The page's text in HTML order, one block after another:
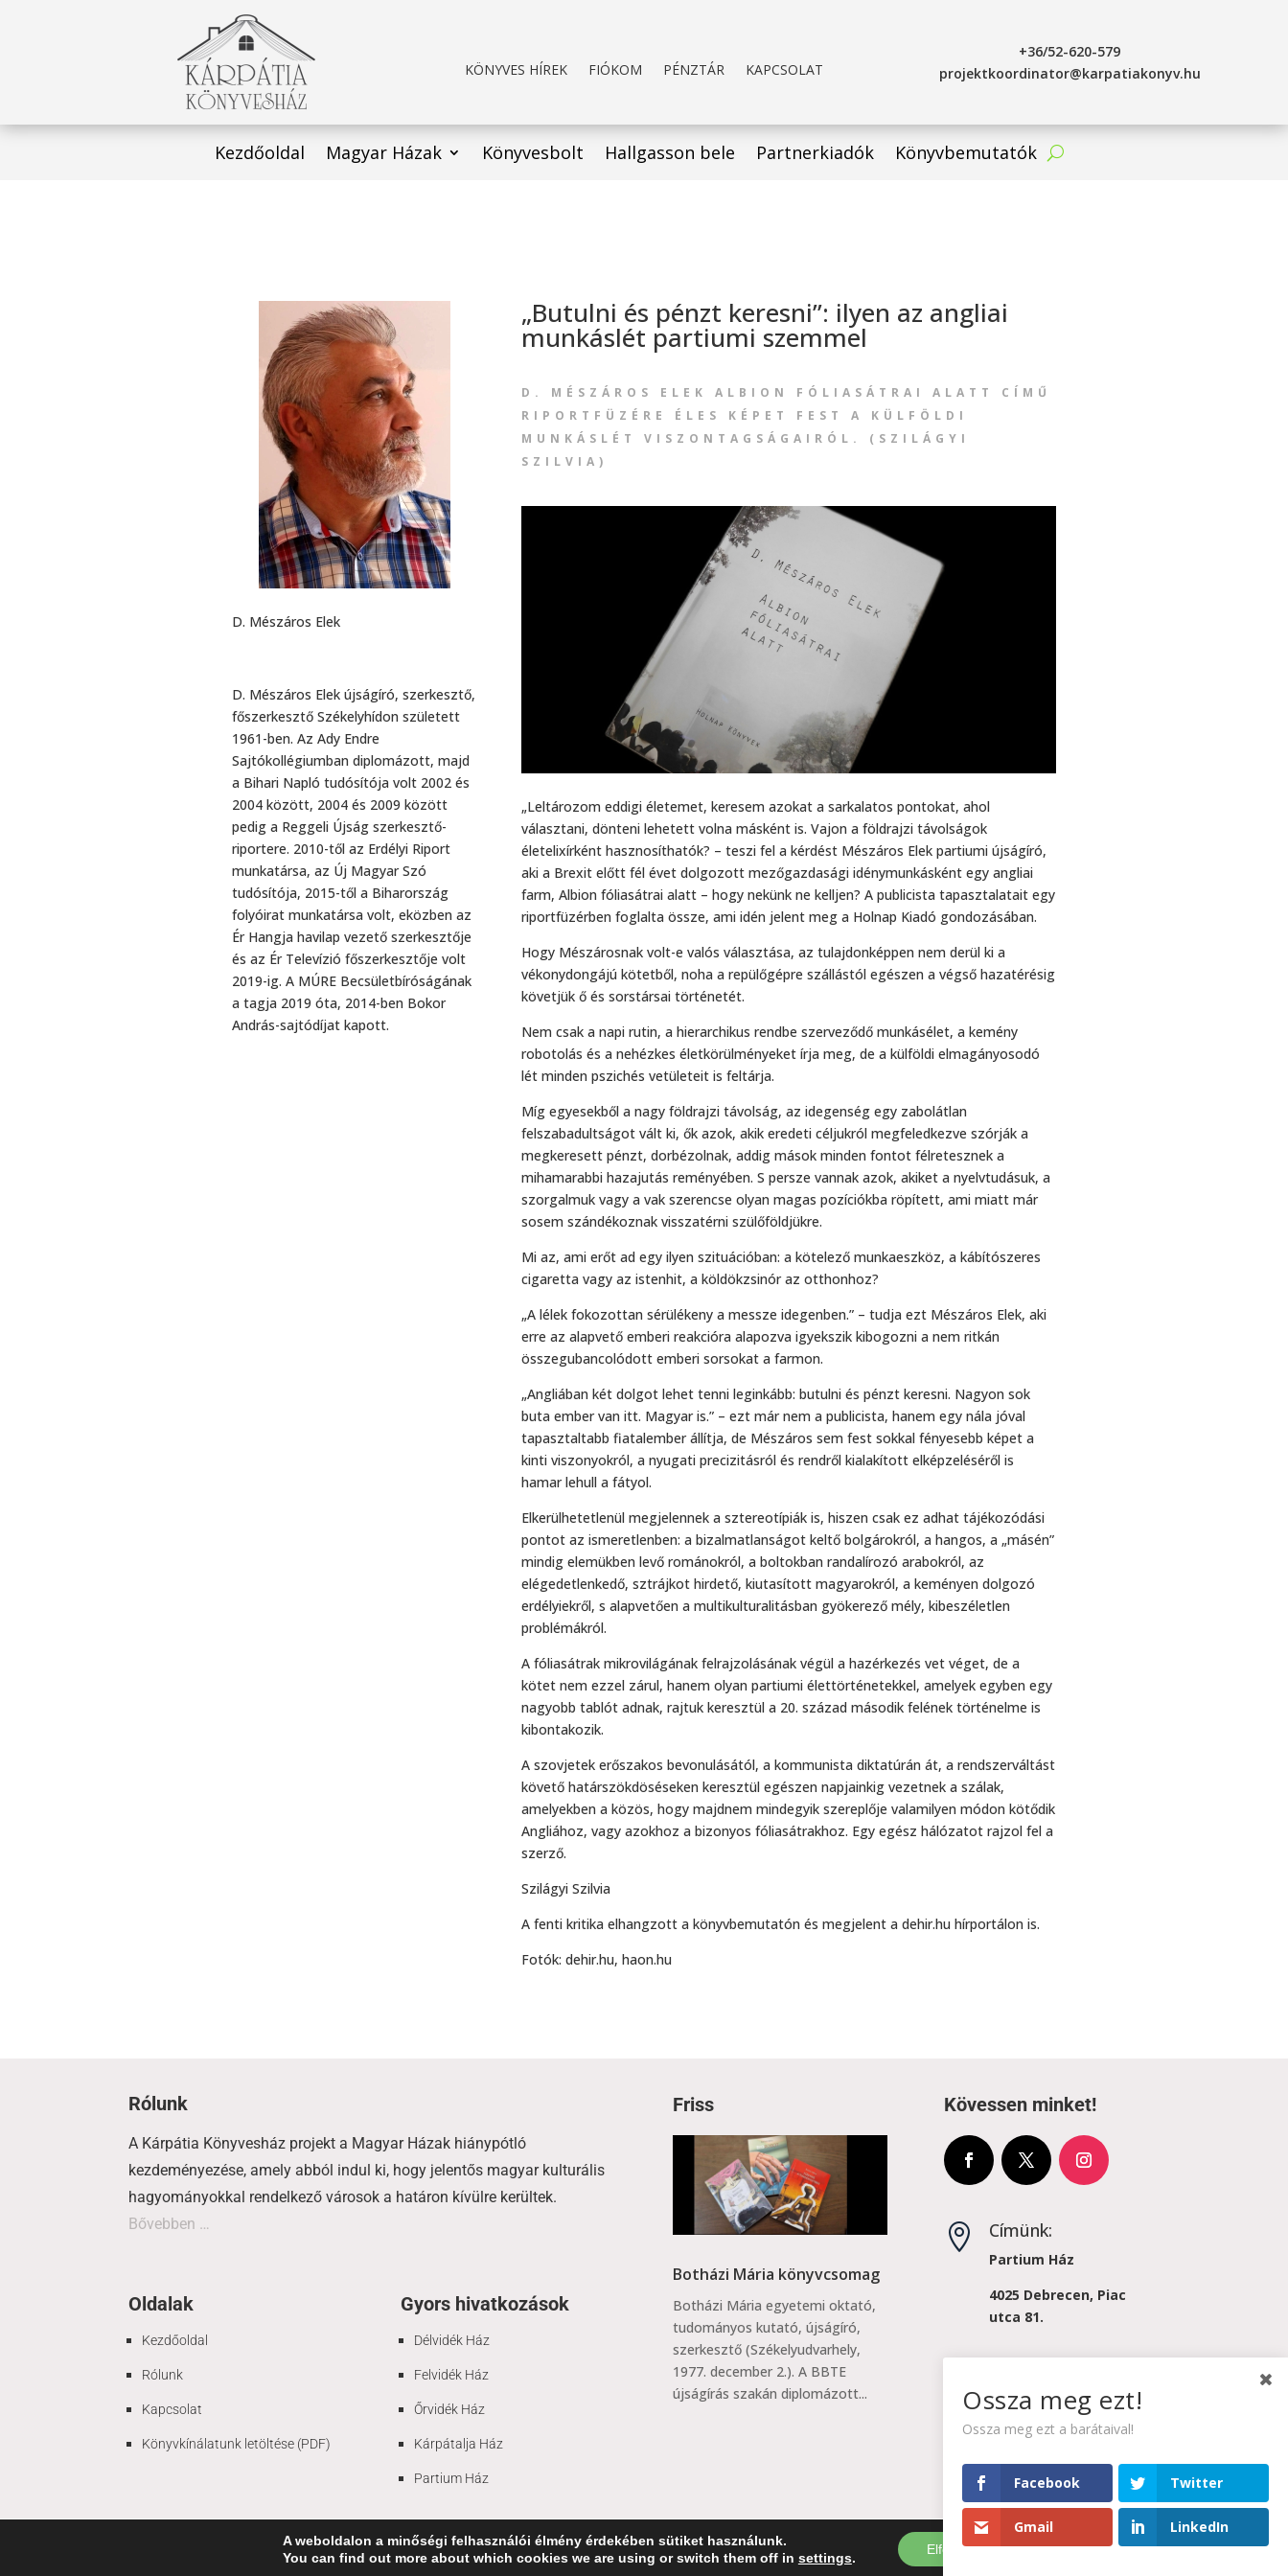
KÖNYVES HÍREK FIÓKOM PÉNZTÁR KAPCSOLAT
+36/52-620-579
projektkoordinator@karpatiakonyv.hu
Kezdőoldal Magyar Házak Könyvesbolt Hallgasson bele Partnerkiadók Könyvbemutatók
D. Mészáros Elek
D. Mészáros Elek újságíró, szerkesztő,
főszerkesztő Székelyhídon született
1961-ben. Az Ady Endre
Sajtókollégiumban diplomázott, majd
a Bihari Napló tudósítója volt 2002 és
2004 között, 2004 és 2009 között
pedig a Reggeli Újság szerkesztő-
riportere. 2010-től az Erdélyi Riport
munkatársa, az Új Magyar Szó
tudósítója, 2015-től a Biharország
folyóirat munkatársa volt, eközben az
Ér Hangja havilap vezető szerkesztője
és az Ér Televízió főszerkesztője volt
2019-ig. A MÚRE Becsületbíróságának
a tagja 2019 óta, 2014-ben Bokor
András-sajtódíjat kapott.
„Butulni és pénzt keresni”: ilyen az angliai
munkáslét partiumi szemmel
D. MÉSZÁROS ELEK ALBION FÓLIASÁTRAI ALATT CÍMŰ
RIPORTFÜZÉRE ÉLES KÉPET FEST A KÜLFÖLDI
MUNKÁSLÉT VISZONTAGSÁGAIRÓL. (SZILÁGYI
SZILVIA)
„Leltározom eddigi életemet, keresem azokat a sarkalatos pontokat, ahol
választani, dönteni lehetett volna másként is. Vajon a földrajzi távolságok
életelixírként hasznosíthatók? – teszi fel a kérdést Mészáros Elek partiumi újságíró,
aki a Brexit előtt fél évet dolgozott mezőgazdasági idénymunkásként egy angliai
farm, Albion fóliasátrai alatt – hogy nekünk ne kelljen? A publicista tapasztalatait egy
riportfüzérben foglalta össze, ami idén jelent meg a Holnap Kiadó gondozásában.
Hogy Mészárosnak volt-e valós választása, az tulajdonképpen nem derül ki a
vékonydongájú kötetből, noha a repülőgépre szállástól egészen a végső hazatérésig
követjük ő és sorstársai történetét.
Nem csak a napi rutin, a hierarchikus rendbe szerveződő munkásélet, a kemény
robotolás és a nehézkes életkörülményeket írja meg, de a külföldi elmagányosodó
lét minden pszichés vetületeit is feltárja.
Míg egyesekből a nagy földrajzi távolság, az idegenség egy zabolátlan
felszabadultságot vált ki, ők azok, akik eredeti céljukról megfeledkezve szórják a
megkeresett pénzt, dorbézolnak, addig mások minden fontot félretesznek a
mihamarabbi hazajutás reményében. S persze vannak azok, akiket a nyelvtudásuk, a
szorgalmuk vagy a vak szerencse olyan magas pozíciókba röpített, ami miatt már
sosem szándékoznak visszatérni szülőföldjükre.
Mi az, ami erőt ad egy ilyen szituációban: a kötelező munkaeszköz, a kábítószeres
cigaretta vagy az istenhit, a köldökzsinór az otthonhoz?
„A lélek fokozottan sérülékeny a messze idegenben.” – tudja ezt Mészáros Elek, aki
erre az alapvető emberi reakcióra alapozva igyekszik kibogozni a nem ritkán
összegubancolódott emberi sorsokat a farmon.
„Angliában két dolgot lehet tenni leginkább: butulni és pénzt keresni. Nagyon sok
buta ember van itt. Magyar is.” – ezt már nem a publicista, hanem egy nála jóval
tapasztaltabb fiatalember állítja, de Mészáros sem fest sokkal fényesebb képet a
kinti viszonyokról, a nyugati precizitásról és rendről kialakított elképzeléséről is
hamar lehull a fátyol.
Elkerülhetetlenül megjelennek a sztereotípiák is, hiszen csak ez adhat tájékozódási
pontot az ismeretlenben: a bizalmatlanságot keltő bolgárokról, a hangos, a „másén”
mindig elemükben levő románokról, a boltokban randalírozó arabokról, az
elégedetlenkedő, sztrájkot hirdető, kiutasított magyarokról, a keményen dolgozó
erdélyiekről, s alapvetően a multikulturalitásban gyökerező mély, kibeszéletlen
problémákról.
A fóliasátrak mikrovilágának felrajzolásának végül a hazérkezés vet véget, de a
kötet nem ezzel zárul, hanem olyan partiumi élettörténetekkel, amelyek egyben egy
nagyobb tablót adnak, rajtuk keresztül a 20. század második felének történelme is
kibontakozik.
A szovjetek erőszakos bevonulásától, a kommunista diktatúrán át, a rendszerváltást
követő határszökdöséseken keresztül egészen napjainkig vezetnek a szálak,
amelyekben a közös, hogy majdnem mindegyik szereplője valamilyen módon kötődik
Angliához, vagy azokhoz a bizonyos fóliasátrakhoz. Egy egész hálózatot rajzol fel a
szerző.
Szilágyi Szilvia
A fenti kritika elhangzott a könyvbemutatón és megjelent a dehir.hu hírportálon is.
Fotók: dehir.hu, haon.hu
Rólunk
A Kárpátia Könyvesház projekt a Magyar Házak hiánypótló
kezdeményezése, amely abból indul ki, hogy jelentős magyar kulturális
hagyományokkal rendelkező városok a határon kívülre kerültek.
Bővebben …
Oldalak
Kezdőoldal
Rólunk
Kapcsolat
Könyvkínálatunk letöltése (PDF)
Gyors hivatkozások
Délvidék Ház
Felvidék Ház
Őrvidék Ház
Kárpátalja Ház
Partium Ház
Friss
Botházi Mária könyvcsomag
Botházi Mária egyetemi oktató,
tudományos kutató, újságíró,
szerkesztő (Székelyudvarhely,
1977. december 2.). A BBTE
újságírás szakán diplomázott...
Kövessen minket!
 Címünk:
Partium Ház
4025 Debrecen, Piac
utca 81.
Email:
projektkoordinator@karpatiakonyv.hu
Hívjon minket!
Magyar Házak
A weboldalon a minőségi felhasználói élmény érdekében sütiket használunk.
You can find out more about which cookies we are using or switch them off in settings.
Elfogad
Ossza meg ezt!
Ossza meg ezt a barátaival!
Facebook Twitter
Gmail LinkedIn